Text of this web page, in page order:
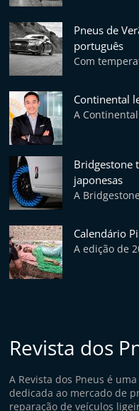
e
r
v
ç
r
á
i
d
Pneus de
português
Com
Continental
A
Bridgestone
japonesas
A
Calendário
A edição de
Revista dos
A Revista dos Pneus é
dedicada ao mercado de
reparação de veículos